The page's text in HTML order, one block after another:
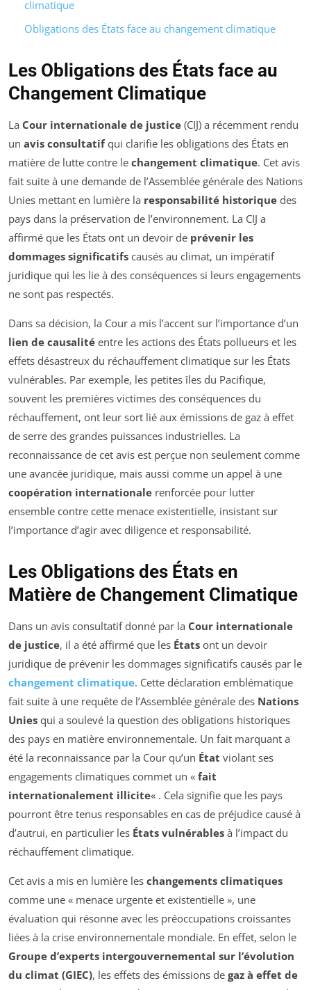
climatique
Obligations des États face au changement climatique
Les Obligations des États face au
Changement Climatique
La Cour internationale de justice (CIJ) a récemment rendu
un avis consultatifqui clarifie les obligations des États en
matière de lutte contre le changement climatique. Cet avis
fait suite à une demande de l’Assemblée générale des Nations
Unies mettant en lumière la responsabilité historique des
pays dans la préservation de l’environnement. La CIJ a
affirmé que les États ont un devoir de prévenir les
dommages significatifs causés au climat, un impératif
juridique qui les lie à des conséquences si leurs engagements
ne sont pas respectés.
Dans sa décision, la Cour a mis l’accent sur l’importance d’un
lien de causalité entre les actions des États pollueurs et les
effets désastreux du réchauffement climatique sur les États
vulnérables. Par exemple, les petites îles du Pacifique,
souvent les premières victimes des conséquences du
réchauffement, ont leur sort lié aux émissions de gaz à effet
de serre des grandes puissances industrielles. La
reconnaissance de cet avis est perçue non seulement comme
une avancée juridique, mais aussi comme un appel à une
coopération internationale renforcée pour lutter
ensemble contre cette menace existentielle, insistant sur
l’importance d’agir avec diligence et responsabilité.
Les Obligations des États en
Matière de Changement Climatique
Dans un avis consultatif donné par la Cour internationale
de justice, il a été affirmé que les États ont un devoir
juridique de prévenir les dommages significatifs causés par le
changement climatique. Cette déclaration emblématique
fait suite à une requête de l’Assemblée générale des Nations
Unies qui a soulevé la question des obligations historiques
des pays en matière environnementale. Un fait marquant a
été la reconnaissance par la Cour qu’un État violant ses
engagements climatiques commet un « fait
internationalement illicite« . Cela signifie que les pays
pourront être tenus responsables en cas de préjudice causé à
d’autrui, en particulier les États vulnérables à l’impact du
réchauffement climatique.
Cet avis a mis en lumière les changements climatiques
comme une « menace urgente et existentielle », une
évaluation qui résonne avec les préoccupations croissantes
liées à la crise environnementale mondiale. En effet, selon le
Groupe d’experts intergouvernemental sur l’évolution
du climat (GIEC), les effets des émissions de gaz à effet de